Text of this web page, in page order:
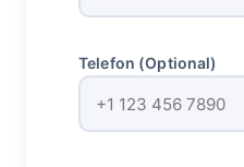
Telefon (Optional)